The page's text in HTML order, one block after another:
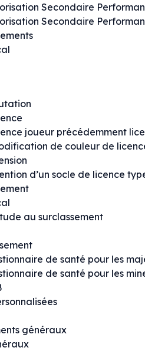
Secondaire
Secondaire
joueur précédemment
de couleur de
d’un socle de licence
au surclassement
de santé pour les
de santé pour les
généraux